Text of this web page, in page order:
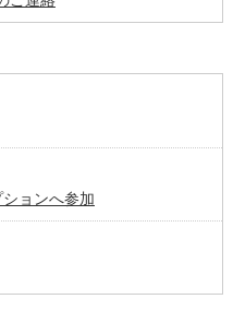
ョンへ参加